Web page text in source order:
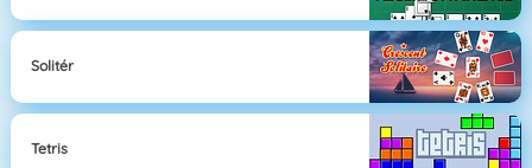
Solitér
Tetris